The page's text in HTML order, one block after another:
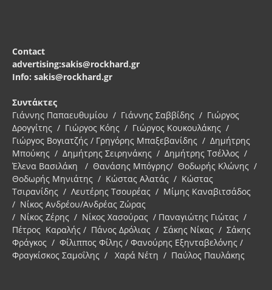
Contact
advertising:sakis@rockhard.gr
Info: sakis@rockhard.gr
Συντάκτες
Γιάννης Παπαευθυμίου / Γιάννης Σαββίδης / Γιώργος
Δρογγίτης / Γιώργος Κόης / Γιώργος Κουκουλάκης /
Γιώργος Βογιατζής / Γρηγόρης Μπαξεβανίδης / Δημήτρης
Μπούκης / Δημήτρης Σειρηνάκης / Δημήτρης Τσέλλος /
Έλενα Βασιλάκη / Θανάσης Μπόγρης/ Θοδωρής Κλώνης /
Θοδωρής Μηνιάτης / Κώστας Αλατάς / Κώστας
Τσιρανίδης / Λευτέρης Τσουρέας / Μίμης Καναβιτσάδος
/ Νίκος Ανδρέου/Ανδρέας Ζώρας
/ Νίκος Ζέρης / Νίκος Χασούρας / Παναγιώτης Γιώτας /
Πέτρος Καραλής / Πάνος Δρόλιας / Σάκης Νίκας / Σάκης
Φράγκος / Φίλιππος Φίλης / Φανούρης Εξηνταβελόνης /
Φραγκίσκος Σαμοΐλης / Χαρά Νέτη / Παύλος Παυλάκης